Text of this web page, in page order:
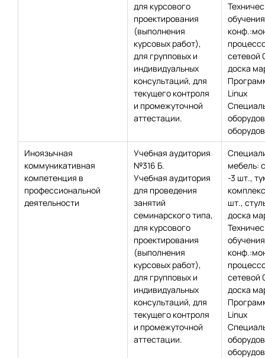
для курсового
проектирования
(выполнения
курсовых работ),
для групповых и
индивидуальных
консультаций, для
текущего контроля
и промежуточной
аттестации.
сетевой
доска
Linux
Иноязычная
коммуникативная
компетенция в
профессиональной
деятельности
Учебная аудитория
№316 Б.
Учебная аудитория
для проведения
занятий
семинарского типа,
для курсового
проектирования
(выполнения
курсовых работ),
для групповых и
индивидуальных
консультаций, для
текущего контроля
и промежуточной
аттестации.
мебель:
-3 шт.,
шт.,
доска
сетевой
доска
Linux